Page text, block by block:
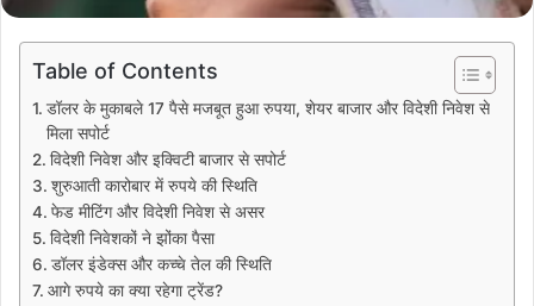
Table of Contents
डॉलर के मुकाबले 17 पैसे मजबूत हुआ रुपया, शेयर बाजार और विदेशी निवेश से
मिला सपोर्ट
विदेशी निवेश और इक्विटी बाजार से सपोर्ट
शुरुआती कारोबार में रुपये की स्थिति
फेड मीटिंग और विदेशी निवेश से असर
विदेशी निवेशकों ने झोंका पैसा
डॉलर इंडेक्स और कच्चे तेल की स्थिति
आगे रुपये का क्या रहेगा ट्रेंड?